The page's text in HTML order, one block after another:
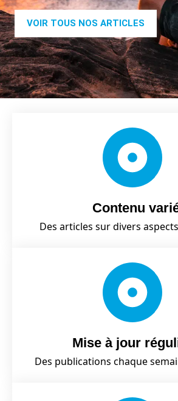
VOIR TOUS NOS ARTICLES
Contenu
Des articles sur divers
Mise à jour
Des publications chaque